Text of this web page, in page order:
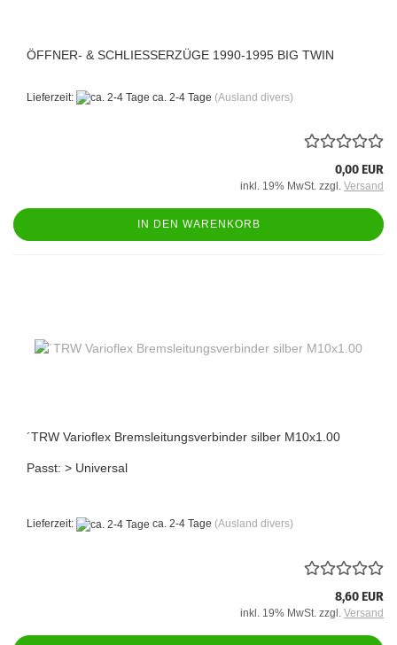
ÖFFNER- & SCHLIESSERZÜGE 1990-1995 BIG TWIN
Lieferzeit: ca. 2-4 Tage (Ausland divers)
0,00 EUR
inkl. 19% MwSt. zzgl. Versand
IN DEN WARENKORB
´TRW Varioflex Bremsleitungsverbinder silber M10x1.00
Passt: > Universal
Lieferzeit: ca. 2-4 Tage (Ausland divers)
8,60 EUR
inkl. 19% MwSt. zzgl. Versand